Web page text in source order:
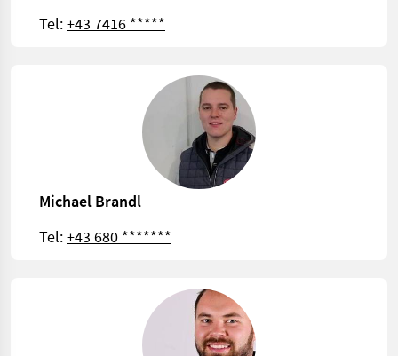
Tel:+43 7416 *****
Michael Brandl
Tel:+43 680 *******